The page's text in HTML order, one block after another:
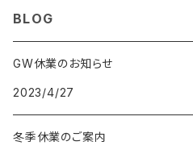
DISNEY
FOREVER
DUNHILL
BEAMZSQUARE
MICHAEL KORS
MARC JACOBS
ATLANTIC STARS
VIVIENNE WESTWOOD
BROMPTON
HAMILTON
TANACOCORO
WOODEN
SMYTHSON
Micol
BLOG
GW休業のお知らせ
2023/4/27
冬季休業のご案内